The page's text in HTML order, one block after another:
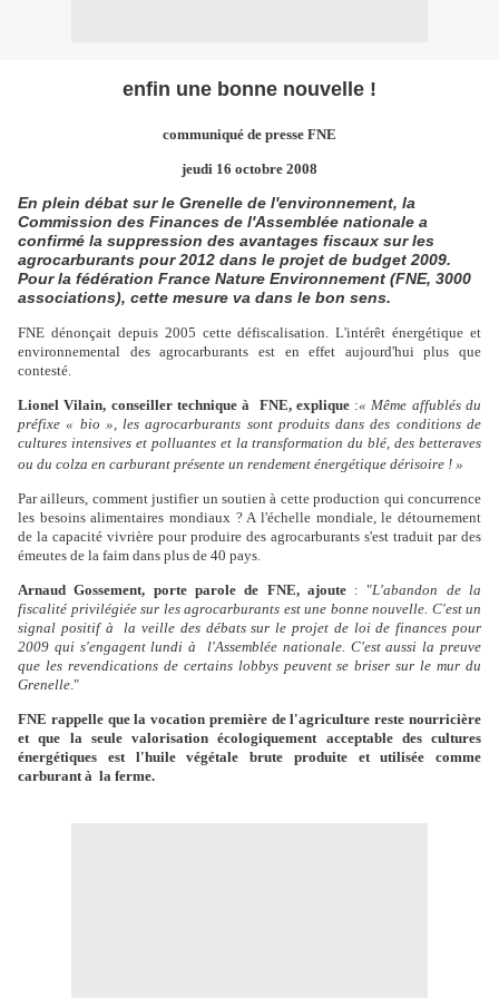
enfin une bonne nouvelle !
communiqué de presse FNE
jeudi 16 octobre 2008
En plein débat sur le Grenelle de l'environnement, la
Commission des Finances de l'Assemblée nationale a
confirmé la suppression des avantages fiscaux sur les
agrocarburants pour 2012 dans le projet de budget 2009.
Pour la fédération France Nature Environnement (FNE, 3000
associations), cette mesure va dans le bon sens.
FNE dénonçait depuis 2005 cette défiscalisation. L'intérêt énergétique et
environnemental des agrocarburants est en effet aujourd'hui plus que
contesté.
Lionel Vilain, conseiller technique à FNE, explique:« Même affublés du
préfixe « bio », les agrocarburants sont produits dans des conditions de
cultures intensives et polluantes et la transformation du blé, des betteraves
ou du colza en carburant présente un rendement énergétique dérisoire ! »
Par ailleurs, comment justifier un soutien à cette production qui concurrence
les besoins alimentaires mondiaux ? A l'échelle mondiale, le détournement
de la capacité vivrière pour produire des agrocarburants s'est traduit par des
émeutes de la faim dans plus de 40 pays.
Arnaud Gossement, porte parole de FNE, ajoute : "L'abandon de la
fiscalité privilégiée sur les agrocarburants est une bonne nouvelle. C'est un
signal positif à la veille des débats sur le projet de loi de finances pour
2009 qui s'engagent lundi à l'Assemblée nationale. C'est aussi la preuve
que les revendications de certains lobbys peuvent se briser sur le mur du
Grenelle."
FNE rappelle que la vocation première de l'agriculture reste nourricière
et que la seule valorisation écologiquement acceptable des cultures
énergétiques est l'huile végétale brute produite et utilisée comme
carburant à la ferme.